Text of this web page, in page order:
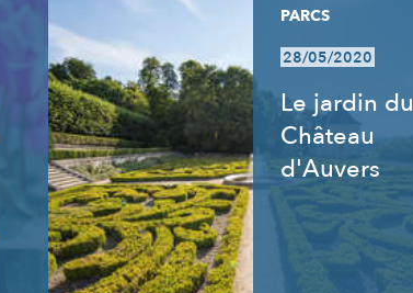
PARCS
28/05/2020
Le jardin du
Château
d'Auvers